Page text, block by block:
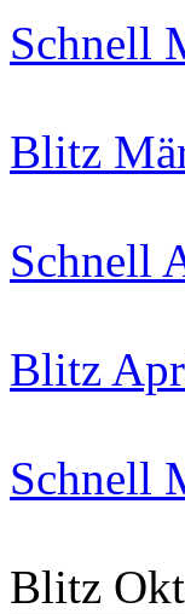
Schnell
Blitz
Schnell
Blitz
Schnell
Blitz